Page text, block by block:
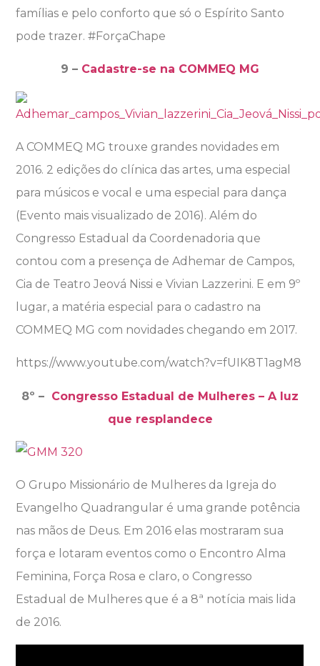
famílias e pelo conforto que só o Espírito Santo
pode trazer. #ForçaChape
9 – Cadastre-se na COMMEQ MG
A COMMEQ MG trouxe grandes novidades em
2016. 2 edições do clínica das artes, uma especial
para músicos e vocal e uma especial para dança
(Evento mais visualizado de 2016). Além do
Congresso Estadual da Coordenadoria que
contou com a presença de Adhemar de Campos,
Cia de Teatro Jeová Nissi e Vivian Lazzerini. E em 9º
lugar, a matéria especial para o cadastro na
COMMEQ MG com novidades chegando em 2017.
https://www.youtube.com/watch?v=fUIK8T1agM8
8º – Congresso Estadual de Mulheres – A luz
que resplandece
O Grupo Missionário de Mulheres da Igreja do
Evangelho Quadrangular é uma grande potência
nas mãos de Deus. Em 2016 elas mostraram sua
força e lotaram eventos como o Encontro Alma
Feminina, Força Rosa e claro, o Congresso
Estadual de Mulheres que é a 8ª notícia mais lida
de 2016.